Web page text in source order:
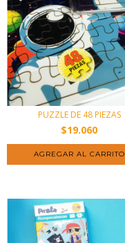
PUZZLE DE 48 PIEZAS
$19.060
AGREGAR AL CARRITO